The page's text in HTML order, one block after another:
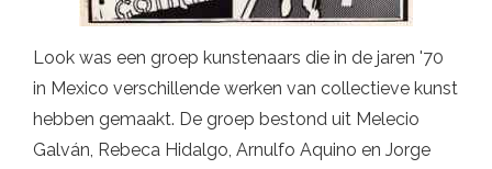
Look was een groep kunstenaars die in de jaren '70
in Mexico verschillende werken van collectieve kunst
hebben gemaakt. De groep bestond uit Melecio
Galván, Rebeca Hidalgo, Arnulfo Aquino en Jorge